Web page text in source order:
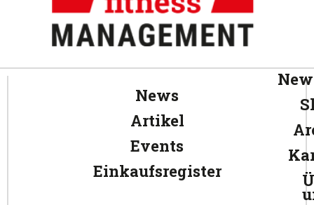
News
Artikel
Events
Einkaufsregister